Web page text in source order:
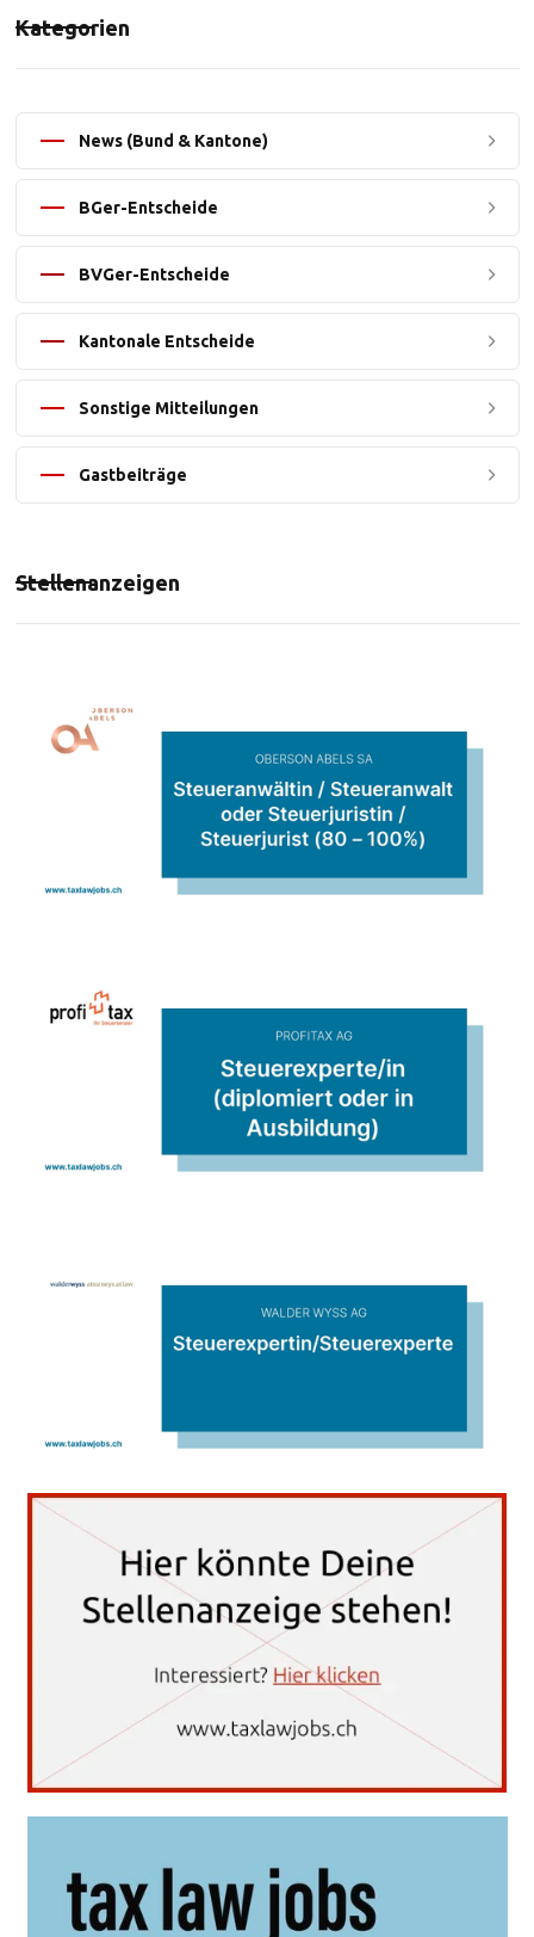
Kategorien
News (Bund & Kantone)
BGer-Entscheide
BVGer-Entscheide
Kantonale Entscheide
Sonstige Mitteilungen
Gastbeiträge
Stellenanzeigen